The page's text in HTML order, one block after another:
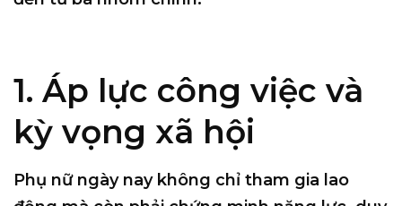
1. Áp lực công việc và
kỳ vọng xã hội
Phụ nữ ngày nay không chỉ tham gia lao